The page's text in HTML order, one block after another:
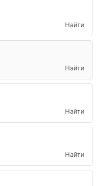
Найти
Найти
Найти
Найти